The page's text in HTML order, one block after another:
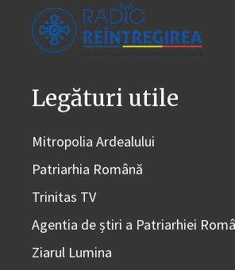
Legături utile
Mitropolia Ardealului
Patriarhia Română
Trinitas TV
Agentia de știri a Patriarhiei
Ziarul Lumina